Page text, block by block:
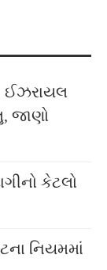
ઈઝરાયલ
જાણો
કેટલો
નિયમમાં